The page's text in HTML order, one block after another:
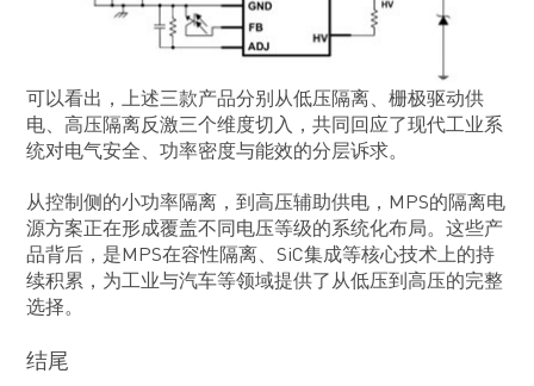
可以看出，上述三款产品分别从低压隔离、栅极驱动供
电、高压隔离反激三个维度切入，共同回应了现代工业系
统对电气安全、功率密度与能效的分层诉求。
从控制侧的小功率隔离，到高压辅助供电，MPS的隔离电
源方案正在形成覆盖不同电压等级的系统化布局。这些产
品背后，是MPS在容性隔离、SiC集成等核心技术上的持
续积累，为工业与汽车等领域提供了从低压到高压的完整
选择。
结尾